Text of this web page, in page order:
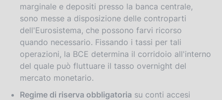
marginale e depositi presso la banca centrale,
sono messe a disposizione delle controparti
dell'Eurosistema, che possono farvi ricorso
quando necessario. Fissando i tassi per tali
operazioni, la BCE determina il corridoio all'interno
del quale può fluttuare il tasso overnight del
mercato monetario.
Regime di riserva obbligatoria su conti accesi